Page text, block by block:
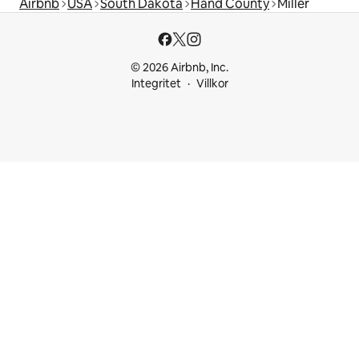
© 2026 Airbnb, Inc.
Integritet
Villkor